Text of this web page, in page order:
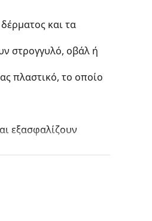
και τα
στρογγυλό, οβάλ ή
πλαστικό, το οποίο
εξασφαλίζουν
προς τα κάτω, όπου
κορυφή επιτρέπει το
όραση στο κάτω